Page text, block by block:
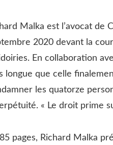
Malka est l’avocat
2020 devant la
En collaboration
longue que celle
les quatorze
« Le droit prime
85 pages, Richard Malka